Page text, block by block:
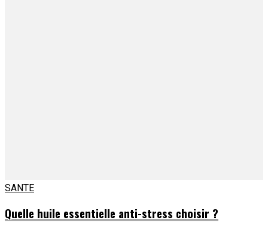
SANTE
Quelle huile essentielle anti-stress choisir ?